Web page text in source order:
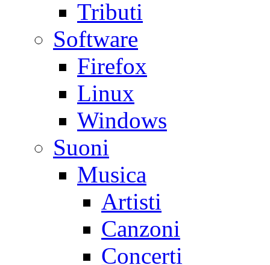
Tributi
Software
Firefox
Linux
Windows
Suoni
Musica
Artisti
Canzoni
Concerti